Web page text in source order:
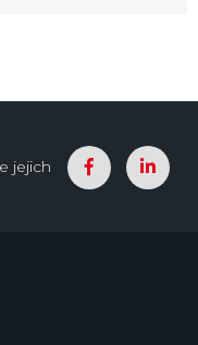
jejich